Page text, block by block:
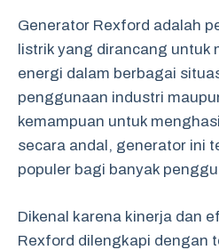
Generator Rexford adalah
listrik yang dirancang untuk
energi dalam berbagai
penggunaan industri
kemampuan untuk
secara andal, generator ini
populer bagi banyak
Dikenal karena kinerja dan
Rexford dilengkapi dengan